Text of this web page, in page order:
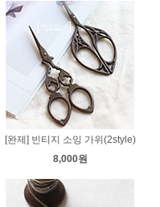
[완제] 빈티지 소잉 가위(2style)
8,000원